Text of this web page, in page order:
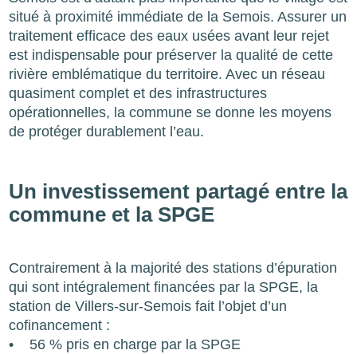
situé à proximité immédiate de la Semois. Assurer un
traitement efficace des eaux usées avant leur rejet
est indispensable pour préserver la qualité de cette
rivière emblématique du territoire. Avec un réseau
quasiment complet et des infrastructures
opérationnelles, la commune se donne les moyens
de protéger durablement l’eau.
Un investissement partagé entre la
commune et la SPGE
Contrairement à la majorité des stations d’épuration
qui sont intégralement financées par la SPGE, la
station de Villers-sur-Semois fait l’objet d’un
cofinancement :
• 56 % pris en charge par la SPGE